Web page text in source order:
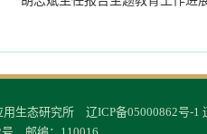
用生态研究所 辽ICP备05000862号-1